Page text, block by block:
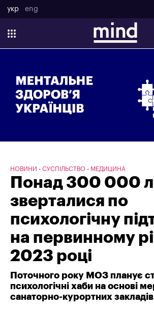
укр eng
НОВИНИ СУСПІЛЬСТВО МЕДИЦИНА
Понад 300 000
зверталися по
психологічну
на первинному
2023 році
Поточного року МОЗ планує
психологічні хаби на основі
санаторно-курортних закладів